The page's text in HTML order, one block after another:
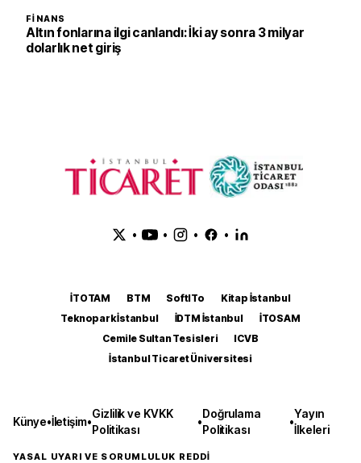
FINANS
Altın fonlarına ilgi canlandı: İki ay sonra 3 milyar
dolarlık net giriş
• • • •
İTOTAM BTM SoftITo
Kitap İstanbul
Teknopark İstanbul
İDTM İstanbul
İTOSAM
Cemile Sultan Tesisleri
ICVB
İstanbul Ticaret Üniversitesi
Künye•İletişim•
Gizlilik ve KVKK
Politikası
•
Doğrulama
Politikası
•
Yayın
İlkeleri
YASAL UYARI VE SORUMLULUK REDDİ